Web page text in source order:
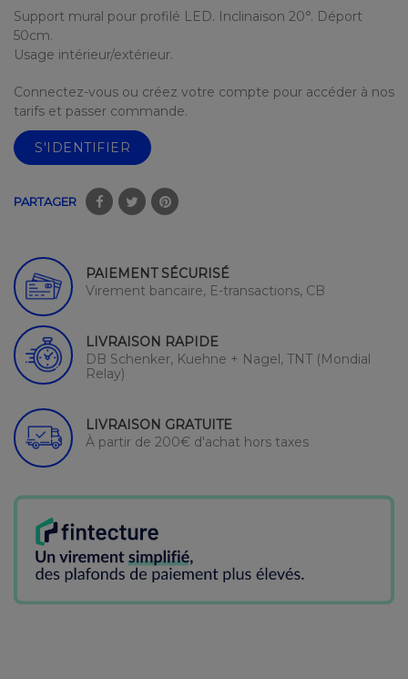
Support mural pour profilé LED. Inclinaison 20°. Déport
50cm.
Usage intérieur/extérieur.
Connectez-vous ou créez votre compte pour accéder à nos
tarifs et passer commande.
S'IDENTIFIER
PARTAGER
PAIEMENT SÉCURISÉ
Virement bancaire, E-transactions, CB
LIVRAISON RAPIDE
DB Schenker, Kuehne + Nagel, TNT (Mondial
Relay)
LIVRAISON GRATUITE
À partir de 200€ d'achat hors taxes